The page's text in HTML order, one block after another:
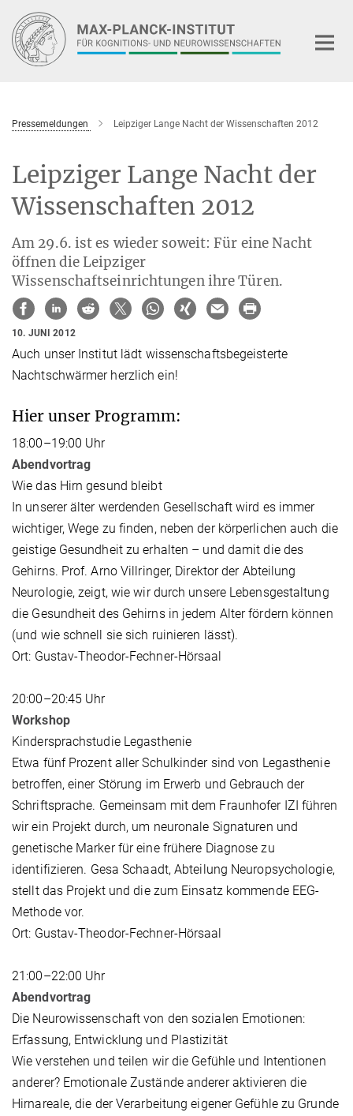
Hauptinhalt
Pressemeldungen Leipziger Lange Nacht der Wissenschaften 2012
Leipziger Lange Nacht der
Wissenschaften 2012
Am 29.6. ist es wieder soweit: Für eine Nacht
öffnen die Leipziger
Wissenschaftseinrichtungen ihre Türen.
10. JUNI 2012
Auch unser Institut lädt wissenschaftsbegeisterte
Nachtschwärmer herzlich ein!
Hier unser Programm:
18:00–19:00 Uhr
Abendvortrag
Wie das Hirn gesund bleibt
In unserer älter werdenden Gesellschaft wird es immer
wichtiger, Wege zu finden, neben der körperlichen auch die
geistige Gesundheit zu erhalten – und damit die des
Gehirns. Prof. Arno Villringer, Direktor der Abteilung
Neurologie, zeigt, wie wir durch unsere Lebensgestaltung
die Gesundheit des Gehirns in jedem Alter fördern können
(und wie schnell sie sich ruinieren lässt).
Ort: Gustav-Theodor-Fechner-Hörsaal
20:00–20:45 Uhr
Workshop
Kindersprachstudie Legasthenie
Etwa fünf Prozent aller Schulkinder sind von Legasthenie
betroffen, einer Störung im Erwerb und Gebrauch der
Schriftsprache. Gemeinsam mit dem Fraunhofer IZI führen
wir ein Projekt durch, um neuronale Signaturen und
genetische Marker für eine frühere Diagnose zu
identifizieren. Gesa Schaadt, Abteilung Neuropsychologie,
stellt das Projekt und die zum Einsatz kommende EEG-
Methode vor.
Ort: Gustav-Theodor-Fechner-Hörsaal
21:00–22:00 Uhr
Abendvortrag
Die Neurowissenschaft von den sozialen Emotionen:
Erfassung, Entwicklung und Plastizität
Wie verstehen und teilen wir die Gefühle und Intentionen
anderer? Emotionale Zustände anderer aktivieren die
Hirnareale, die der Verarbeitung eigener Gefühle zu Grunde